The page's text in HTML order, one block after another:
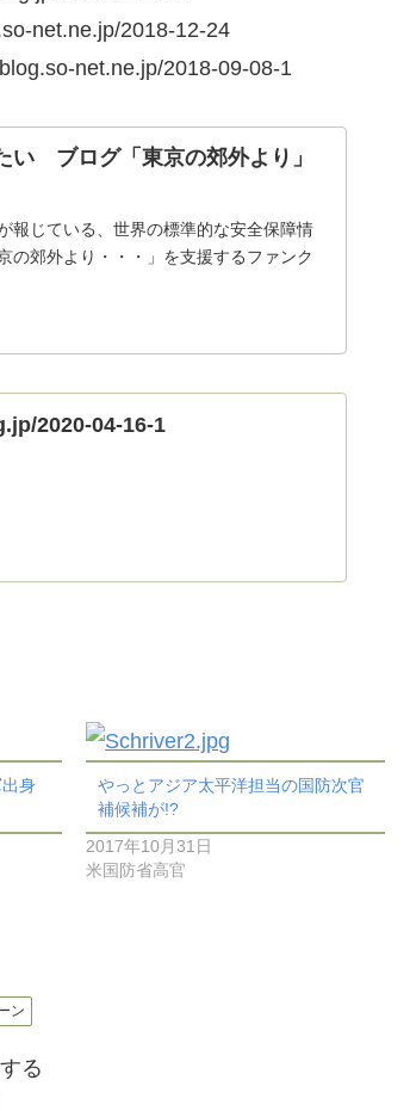
net.ne.jp/2018-12-24
net.ne.jp/2018-09-08-1
い ブログ「東京の郊外より」
報じている、世界の標準的な安全保障情
の郊外より・・・」を支援するファンク
2020-04-16-1
身
やっとアジア太平洋担当の国防次官
補候補が!?
2017年10月31日
米国防省高官
ン
る